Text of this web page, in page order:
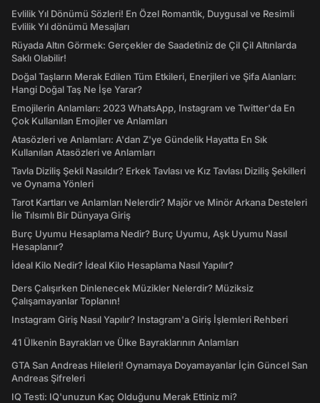
Evlilik Yıl Dönümü Sözleri! En Özel Romantik, Duygusal ve Resimli
Evlilik Yıl dönümü Mesajları
Rüyada Altın Görmek: Gerçekler de Saadetiniz de Çil Çil Altınlarda
Saklı Olabilir!
Doğal Taşların Merak Edilen Tüm Etkileri, Enerjileri ve Şifa Alanları:
Hangi Doğal Taş Ne İşe Yarar?
Emojilerin Anlamları: 2023 WhatsApp, Instagram ve Twitter'da En
Çok Kullanılan Emojiler ve Anlamları
Atasözleri ve Anlamları: A'dan Z'ye Gündelik Hayatta En Sık
Kullanılan Atasözleri ve Anlamları
Tavla Diziliş Şekli Nasıldır? Erkek Tavlası ve Kız Tavlası Diziliş Şekilleri
ve Oynama Yönleri
Tarot Kartları ve Anlamları Nelerdir? Majör ve Minör Arkana Desteleri
İle Tılsımlı Bir Dünyaya Giriş
Burç Uyumu Hesaplama Nedir? Burç Uyumu, Aşk Uyumu Nasıl
Hesaplanır?
İdeal Kilo Nedir? İdeal Kilo Hesaplama Nasıl Yapılır?
Ders Çalışırken Dinlenecek Müzikler Nelerdir? Müziksiz
Çalışamayanlar Toplanın!
Instagram Giriş Nasıl Yapılır? Instagram'a Giriş İşlemleri Rehberi
41 Ülkenin Bayrakları ve Ülke Bayraklarının Anlamları
GTA San Andreas Hileleri! Oynamaya Doyamayanlar İçin Güncel San
Andreas Şifreleri
IQ Testi: IQ'unuzun Kaç Olduğunu Merak Ettiniz mi?